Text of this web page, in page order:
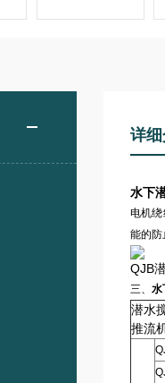
详
水下
电机
能的防
QJB
三、 水
潜水
推流